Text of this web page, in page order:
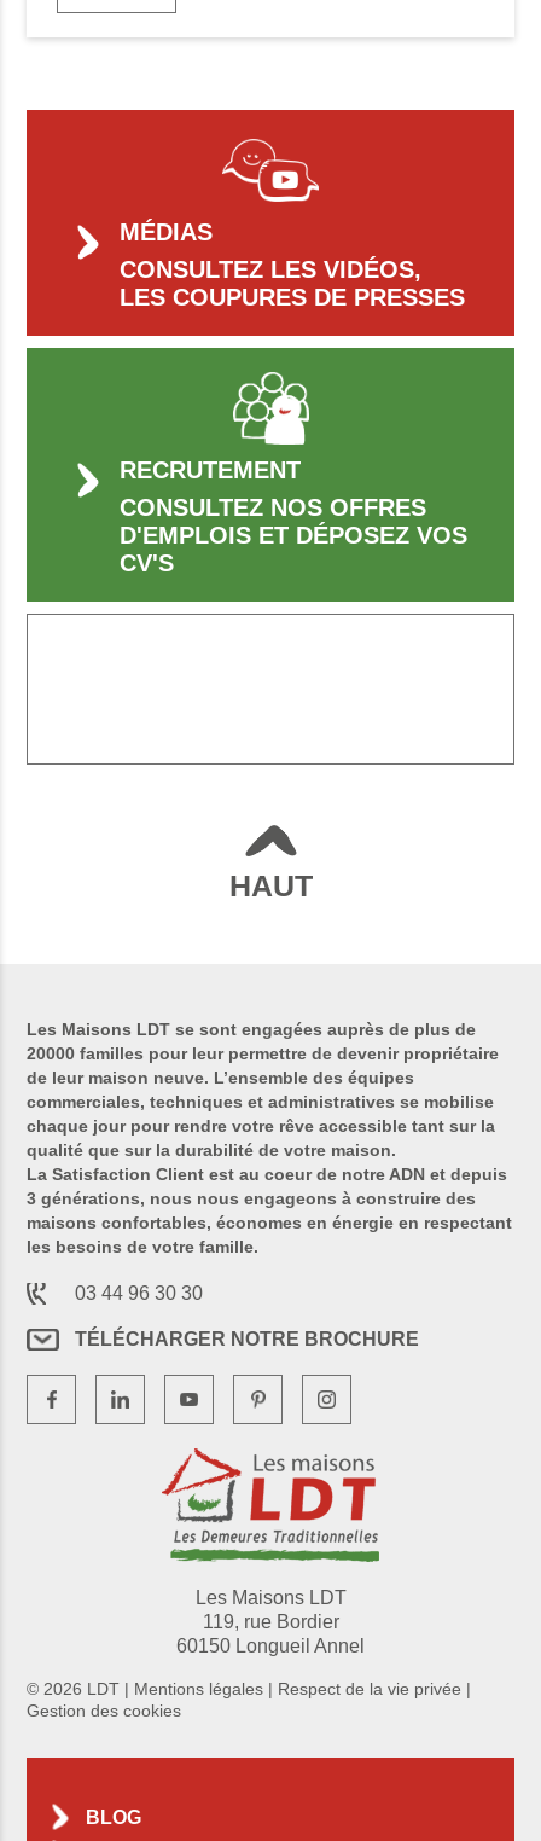
MÉDIAS
CONSULTEZ LES VIDÉOS,
LES COUPURES DE PRESSES
RECRUTEMENT
CONSULTEZ NOS OFFRES
D'EMPLOIS ET DÉPOSEZ VOS
CV'S
HAUT
Les Maisons LDT se sont engagées auprès de plus de
20000 familles pour leur permettre de devenir propriétaire
de leur maison neuve. L’ensemble des équipes
commerciales, techniques et administratives se mobilise
chaque jour pour rendre votre rêve accessible tant sur la
qualité que sur la durabilité de votre maison.
La Satisfaction Client est au coeur de notre ADN et depuis
3 générations, nous nous engageons à construire des
maisons confortables, économes en énergie en respectant
les besoins de votre famille.
03 44 96 30 30
TÉLÉCHARGER NOTRE BROCHURE
Les Maisons LDT
119, rue Bordier
60150 Longueil Annel
© 2026 LDT | Mentions légales | Respect de la vie privée |
Gestion des cookies
BLOG